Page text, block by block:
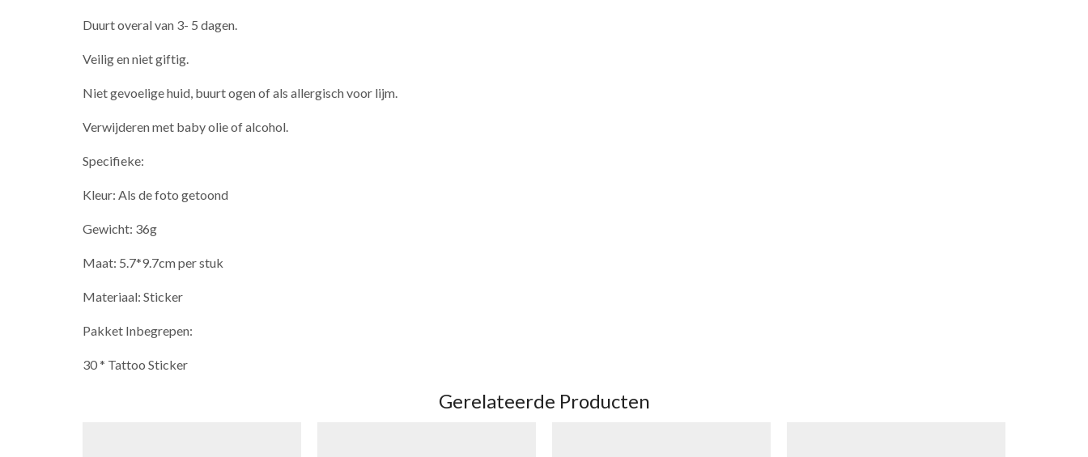
Duurt overal van 3- 5 dagen.
Veilig en niet giftig.
Niet gevoelige huid, buurt ogen of als allergisch voor lijm.
Verwijderen met baby olie of alcohol.
Specifieke:
Kleur: Als de foto getoond
Gewicht: 36g
Maat: 5.7*9.7cm per stuk
Materiaal: Sticker
Pakket Inbegrepen:
30 * Tattoo Sticker
Gerelateerde Producten